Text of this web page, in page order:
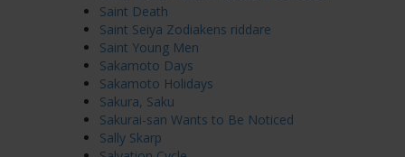
Saint Death
Saint Seiya Zodiakens riddare
Saint Young Men
Sakamoto Days
Sakamoto Holidays
Sakura, Saku
Sakurai-san Wants to Be Noticed
Sally Skarp